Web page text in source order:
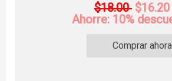
$18.00 $16.20
Ahorre: 10%
Comprar ahora